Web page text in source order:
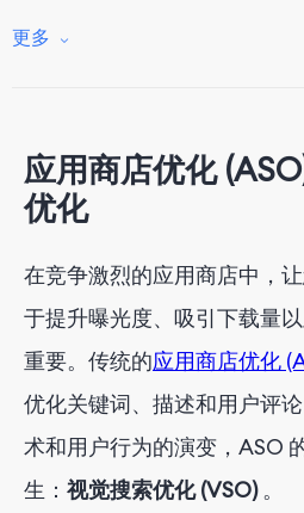
视觉搜索及其对 ASO 策略的影
结论
通过 FoxData 获取专业的应用
更多
应用商店优化
优化
在竞争激烈的应用商店中，
于提升曝光度、吸引下载量
重要。传统的应用商店优化
优化关键词、描述和用户评
术和用户行为的演变，ASO
生： 视觉搜索优化 (VSO) 。